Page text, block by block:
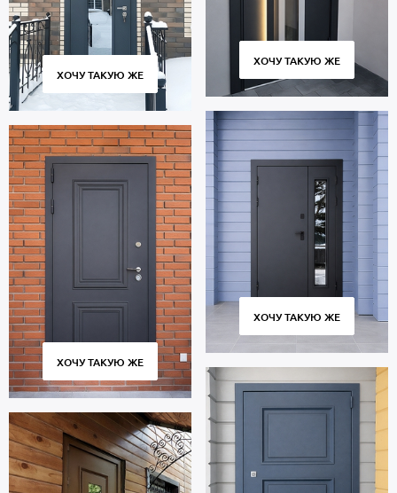
ХОЧУ ТАКУЮ ЖЕ
ХОЧУ ТАКУЮ ЖЕ
ХОЧУ ТАКУЮ ЖЕ
ХОЧУ ТАКУЮ ЖЕ